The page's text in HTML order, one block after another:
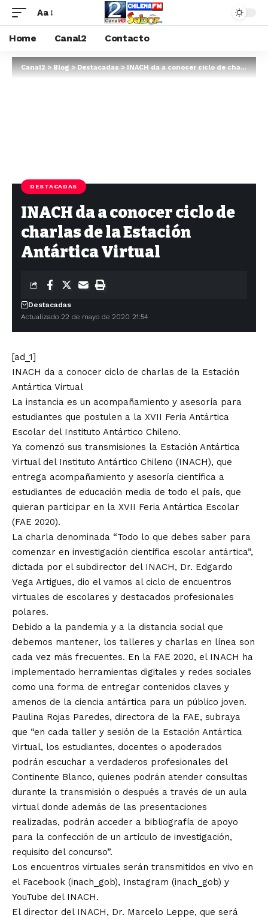
Aa
Home Canal2 Contacto
Canal2>Blog>Destacadas>INACH da a conocer ciclo de charlas de la Estación Antártica Virtual
DESTACADAS
INACH da a conocer ciclo de
charlas de la Estación
Antártica Virtual
Actualizado 22 de mayo de 2020 21:54
Destacadas
[ad_1]
INACH da a conocer ciclo de charlas de la Estación
Antártica Virtual
La instancia es un acompañamiento y asesoría para
estudiantes que postulen a la XVII Feria Antártica
Escolar del Instituto Antártico Chileno.
Ya comenzó sus transmisiones la Estación Antártica
Virtual del Instituto Antártico Chileno (INACH), que
entrega acompañamiento y asesoría científica a
estudiantes de educación media de todo el país, que
quieran participar en la XVII Feria Antártica Escolar
(FAE 2020).
La charla denominada “Todo lo que debes saber para
comenzar en investigación científica escolar antártica”,
dictada por el subdirector del INACH, Dr. Edgardo
Vega Artigues, dio el vamos al ciclo de encuentros
virtuales de escolares y destacados profesionales
polares.
Debido a la pandemia y a la distancia social que
debemos mantener, los talleres y charlas en línea son
cada vez más frecuentes. En la FAE 2020, el INACH ha
implementado herramientas digitales y redes sociales
como una forma de entregar contenidos claves y
amenos de la ciencia antártica para un público joven.
Paulina Rojas Paredes, directora de la FAE, subraya
que “en cada taller y sesión de la Estación Antártica
Virtual, los estudiantes, docentes o apoderados
podrán escuchar a verdaderos profesionales del
Continente Blanco, quienes podrán atender consultas
durante la transmisión o después a través de un aula
virtual donde además de las presentaciones
realizadas, podrán acceder a bibliografía de apoyo
para la confección de un artículo de investigación,
requisito del concurso”.
Los encuentros virtuales serán transmitidos en vivo en
el Facebook (inach_gob), Instagram (inach_gob) y
YouTube del INACH.
El director del INACH, Dr. Marcelo Leppe, que será